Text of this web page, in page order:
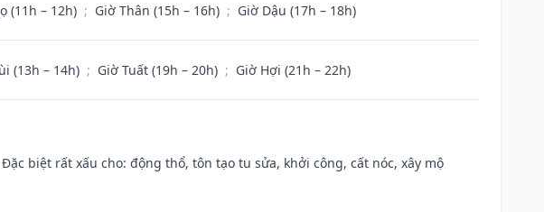
(11h – 12h) ; Giờ Thân (15h – 16h) ; Giờ Dậu (17h – 18h)
(13h – 14h) ; Giờ Tuất (19h – 20h) ; Giờ Hợi (21h – 22h)
biệt rất xấu cho: động thổ, tôn tạo tu sửa, khởi công, cất nóc, xây mộ